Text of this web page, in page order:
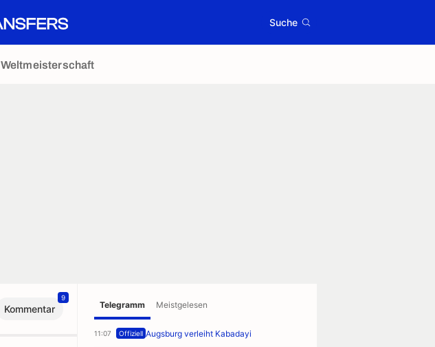
Suche
Weltmeisterschaft
Kommentar
9
Telegramm Meistgelesen
11:07 Offiziell Augsburg verleiht Kabadayi